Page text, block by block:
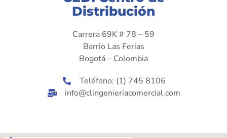
Distribución
Carrera 69K # 78 – 59
Barrio Las Ferias
Bogotá – Colombia
Teléfono: (1) 745 8106
info@clingenieriacomercial.com